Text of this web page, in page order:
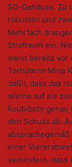
SG-Gehäuse. Zu
robusten und
Mehrfach
Strafraum ein.
wenn bereits vor
Torhüterin Mirja
dafür, dass das
alleine auf sie
Koubiboto
den Schuss ab.
einer
verhindern, dass